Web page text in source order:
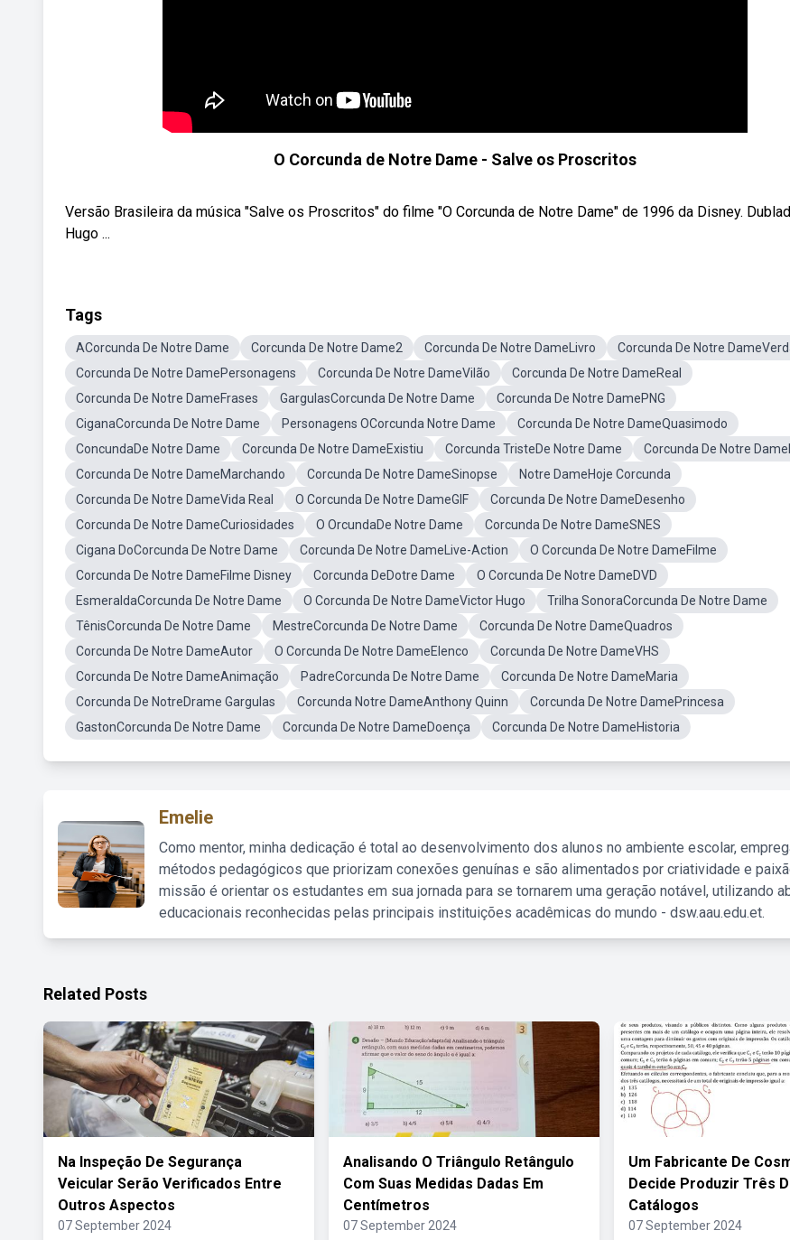
O Corcunda de Notre Dame - Salve os Proscritos
Versão Brasileira da música "Salve os Proscritos" do filme "O Corcunda de Notre Dame" de 1996 da Disney.
Hugo ...
Tags
ACorcunda De Notre Dame Corcunda De Notre Dame2 Corcunda De Notre DameLivro
Corcunda De Notre
Corcunda De Notre DamePersonagens
Corcunda De Notre DameVilão
Corcunda De Notre DameReal
Corcunda De Notre DameFrases
GargulasCorcunda De Notre Dame
Corcunda De Notre DamePNG
CiganaCorcunda De Notre Dame
Personagens OCorcunda Notre Dame
Corcunda De Notre DameQuasimodo
ConcundaDe Notre Dame
Corcunda De Notre DameExistiu Corcunda TristeDe Notre Dame
Corcunda De Notre
Corcunda De Notre DameMarchando
Corcunda De Notre DameSinopse
Notre DameHoje Corcunda
Corcunda De Notre DameVida Real
O Corcunda De Notre DameGIF
Corcunda De Notre DameDesenho
Corcunda De Notre DameCuriosidades
O OrcundaDe Notre Dame
Corcunda De Notre DameSNES
Cigana DoCorcunda De Notre Dame
Corcunda De Notre DameLive-Action
O Corcunda De Notre DameFilme
Corcunda De Notre DameFilme Disney
Corcunda DeDotre Dame
O Corcunda De Notre DameDVD
EsmeraldaCorcunda De Notre Dame
O Corcunda De Notre DameVictor Hugo
Trilha SonoraCorcunda De Notre Dame
TênisCorcunda De Notre Dame
MestreCorcunda De Notre Dame
Corcunda De Notre DameQuadros
Corcunda De Notre DameAutor
O Corcunda De Notre DameElenco
Corcunda De Notre DameVHS
Corcunda De Notre DameAnimação
PadreCorcunda De Notre Dame
Corcunda De Notre DameMaria
Corcunda De NotreDrame Gargulas
Corcunda Notre DameAnthony Quinn
Corcunda De Notre DamePrincesa
GastonCorcunda De Notre Dame
Corcunda De Notre DameDoença Corcunda De Notre DameHistoria
Emelie
Como mentor, minha dedicação é total ao desenvolvimento dos alunos no ambiente escolar,
métodos pedagógicos que priorizam conexões genuínas e são alimentados por criatividade e
missão é orientar os estudantes em sua jornada para se tornarem uma geração notável, utilizando
educacionais reconhecidas pelas principais instituições acadêmicas do mundo - dsw.aau.edu.et.
Related Posts
Na Inspeção De Segurança
Veicular Serão Verificados Entre
Outros Aspectos
07 September 2024
Analisando O Triângulo Retângulo
Com Suas Medidas Dadas Em
Centímetros
07 September 2024
Um Fabricante De
Decide Produzir Três
Catálogos
07 September 2024